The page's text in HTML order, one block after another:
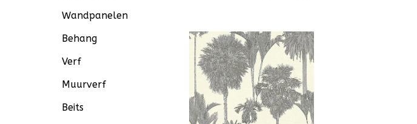
Wandpanelen
Behang
Verf
Muurverf
Beits